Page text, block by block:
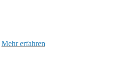
Mehr erfahren